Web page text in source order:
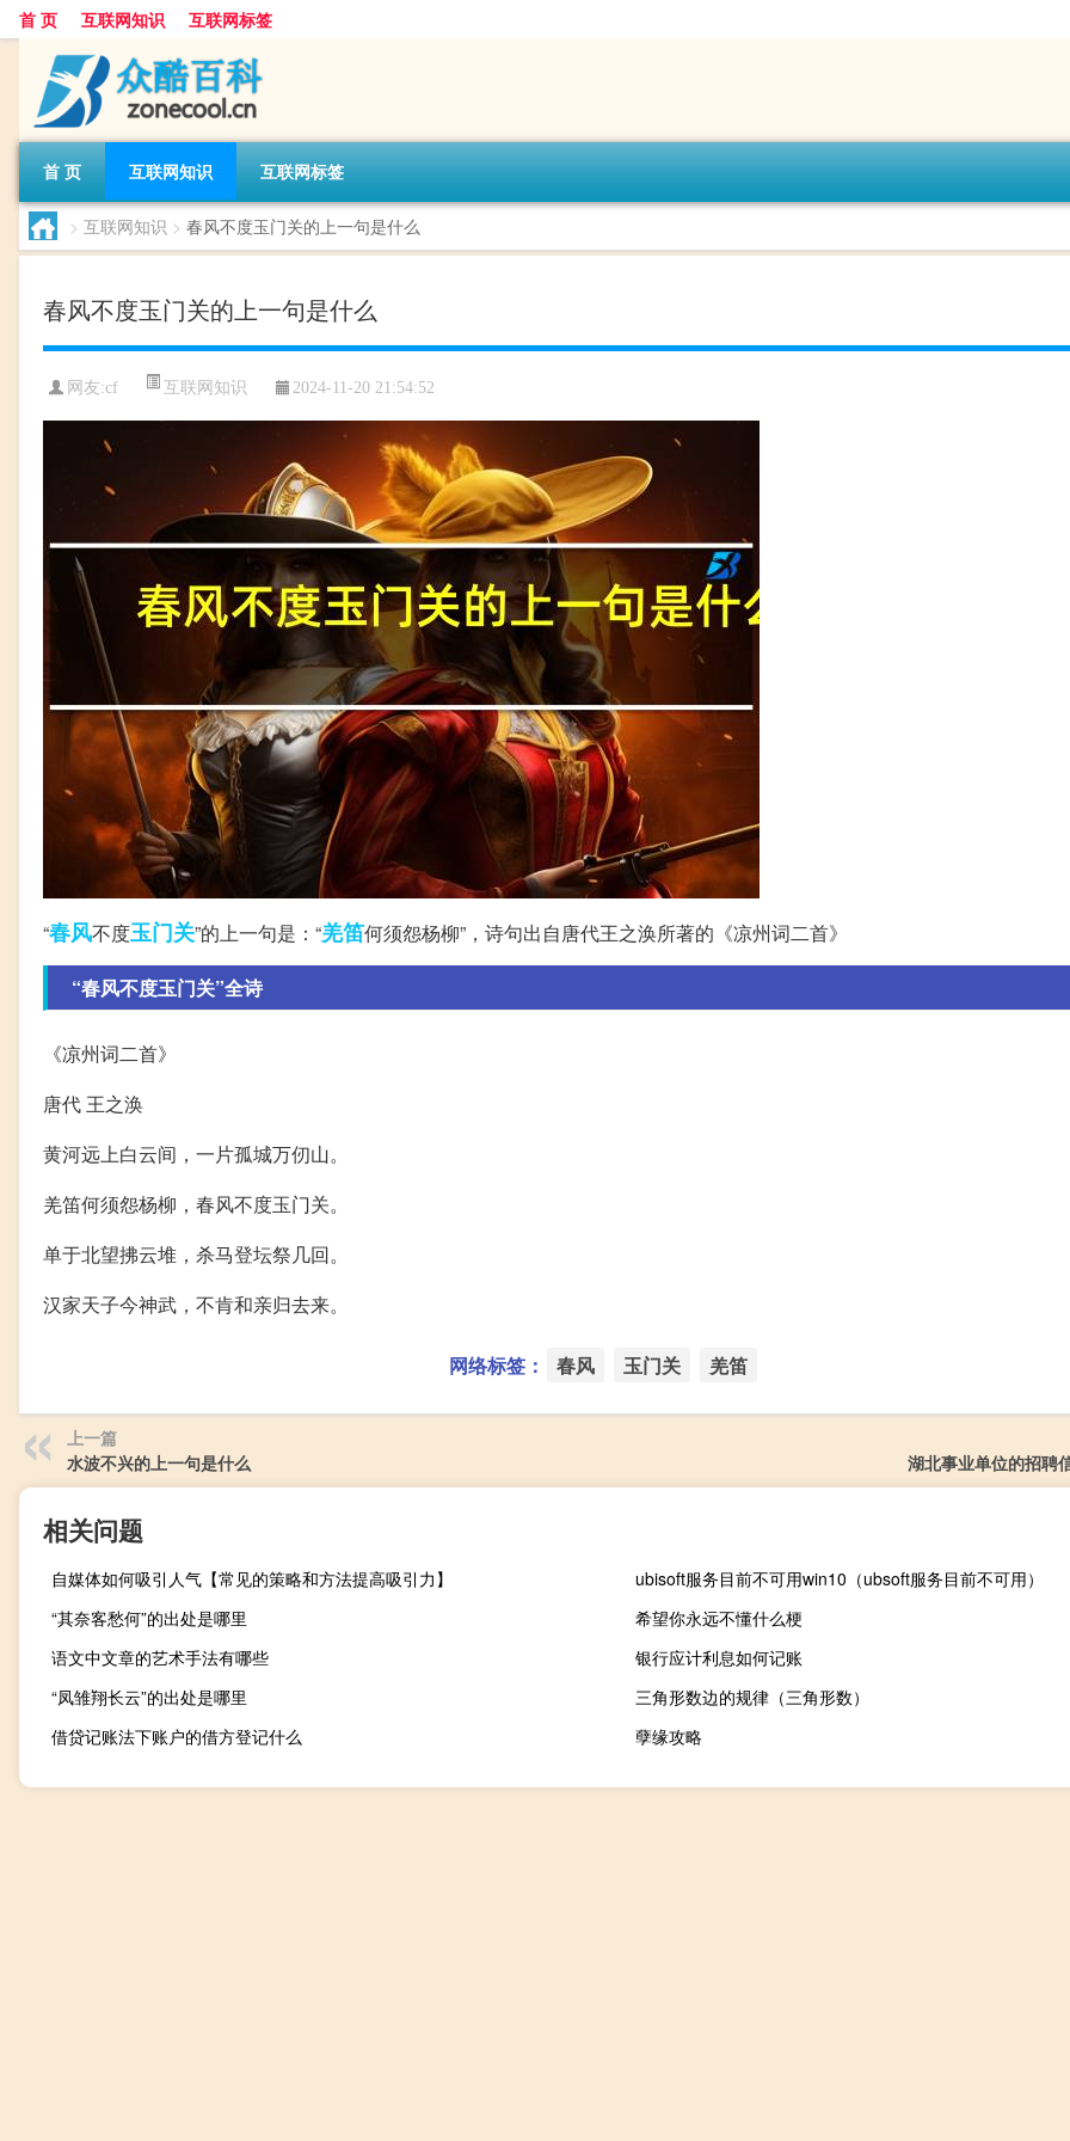
首 页 互联网知识 互联网标签
首 页 互联网知识 互联网标签
> 互联网知识 > 春风不度玉门关的上一句是什么
春风不度玉门关的上一句是什么
网友:cf 互联网知识 2024-11-20 21:54:52
“春风不度玉门关”的上一句是：“羌笛何须怨杨柳”，诗句出自唐代王之涣所著的《凉州词二首》
“春风不度玉门关”全诗
《凉州词二首》
唐代 王之涣
黄河远上白云间，一片孤城万仞山。
羌笛何须怨杨柳，春风不度玉门关。
单于北望拂云堆，杀马登坛祭几回。
汉家天子今神武，不肯和亲归去来。
网络标签： 春风 玉门关 羌笛
上一篇
水波不兴的上一句是什么
湖北事业单位的招聘
相关问题
自媒体如何吸引人气【常见的策略和方法提高吸引力】
ubisoft服务目前不可用win10（ubsoft服务目前不可用）
“其奈客愁何”的出处是哪里
希望你永远不懂什么梗
语文中文章的艺术手法有哪些
银行应计利息如何记账
“凤雏翔长云”的出处是哪里
三角形数边的规律（三角形数）
借贷记账法下账户的借方登记什么
孽缘攻略